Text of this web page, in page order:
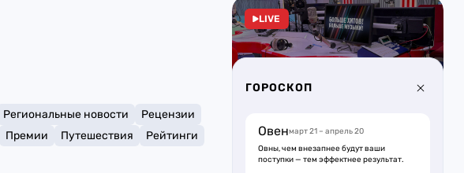
Региональные новости
Рецензии
Премии Путешествия
Рейтинги
LIVE
ГОРОСКОП
Овенмарт 21 – апрель 20
Овны, чем внезапнее будут ваши
поступки — тем эффектнее результат.